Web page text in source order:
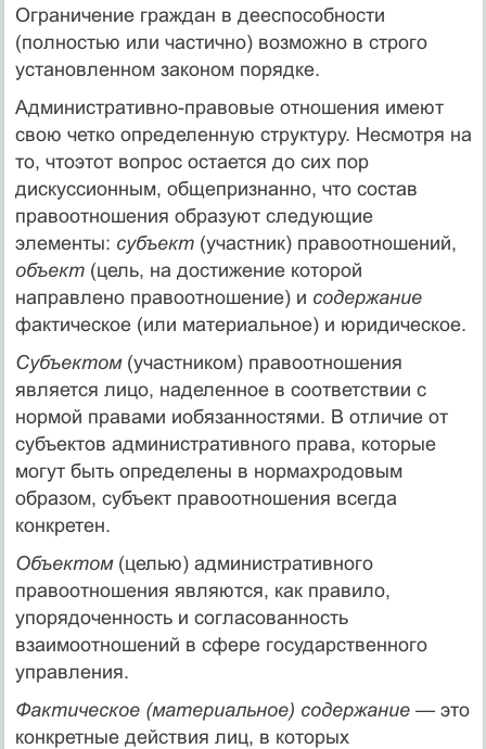
Ограничение граждан в дееспособности
(полностью или частично) возможно в строго
установленном законом порядке.
Административно-правовые отношения имеют
свою четко определенную структуру. Несмотря на
то, чтоэтот вопрос остается до сих пор
дискуссионным, общепризнанно, что состав
правоотношения образуют следующие
элементы: субъект (участник) правоотношений,
объект (цель, на достижение которой
направлено правоотношение) и содержание
фактическое (или материальное) и юридическое.
Субъектом (участником) правоотношения
является лицо, наделенное в соответствии с
нормой правами иобязанностями. В отличие от
субъектов административного права, которые
могут быть определены в нормахродовым
образом, субъект правоотношения всегда
конкретен.
Объектом (целью) административного
правоотношения являются, как правило,
упорядоченность и согласованность
взаимоотношений в сфере государственного
управления.
Фактическое (материальное) содержание — это
конкретные действия лиц, в которых